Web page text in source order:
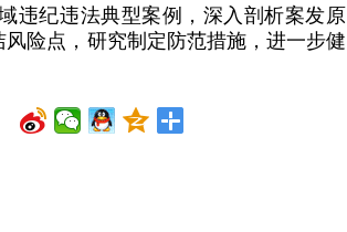
违纪违法典型案例，深入剖析案发原
险点，研究制定防范措施，进一步健